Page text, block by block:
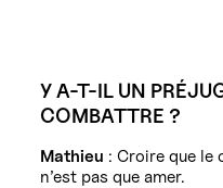
Y A-T-IL UN
COMBATTRE ?
Mathieu : Croire que le
n’est pas que amer.